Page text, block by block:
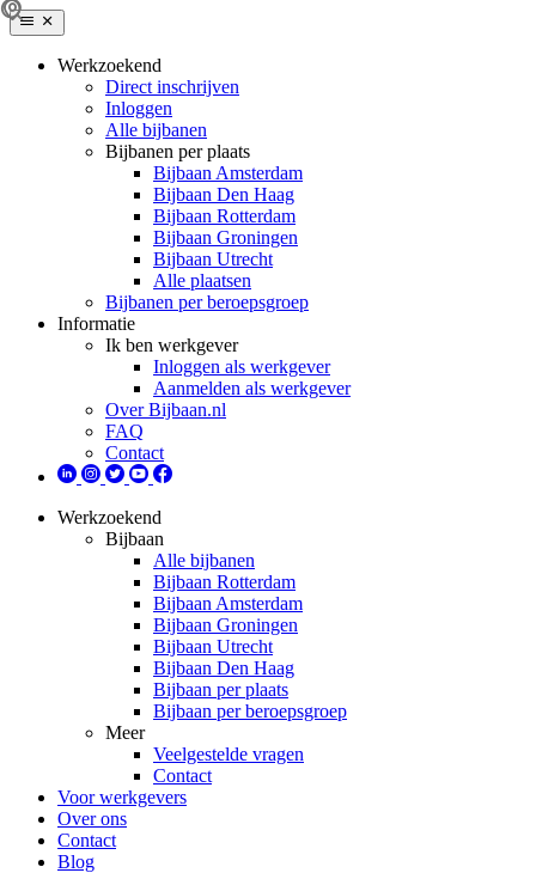
Werkzoekend
Direct inschrijven
Inloggen
Alle bijbanen
Bijbanen per plaats
Bijbaan Amsterdam
Bijbaan Den Haag
Bijbaan Rotterdam
Bijbaan Groningen
Bijbaan Utrecht
Alle plaatsen
Bijbanen per beroepsgroep
Informatie
Ik ben werkgever
Inloggen als werkgever
Aanmelden als werkgever
Over Bijbaan.nl
FAQ
Contact
Werkzoekend
Bijbaan
Alle bijbanen
Bijbaan Rotterdam
Bijbaan Amsterdam
Bijbaan Groningen
Bijbaan Utrecht
Bijbaan Den Haag
Bijbaan per plaats
Bijbaan per beroepsgroep
Meer
Veelgestelde vragen
Contact
Voor werkgevers
Over ons
Contact
Blog